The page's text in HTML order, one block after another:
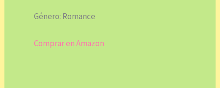
Género: Romance
Comprar en Amazon